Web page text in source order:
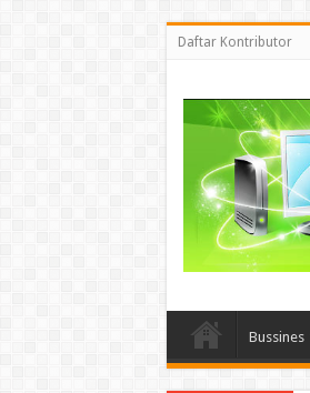
Daftar Kontributor
Bussines